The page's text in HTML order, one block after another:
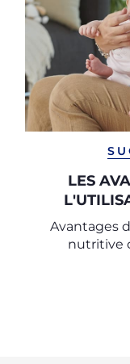
LES
Avantages
nutritive